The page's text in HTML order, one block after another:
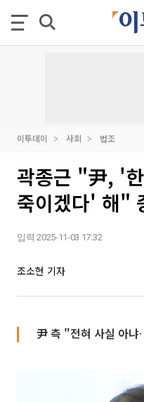
이투데이 사회 법조
곽종근 "尹, '
죽이겠다' 해"
입력 2025-11-03 17:32
조소현 기자
尹 측 "전혀 사실 아